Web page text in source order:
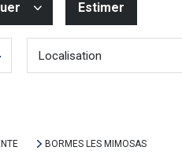
à l'année
Estimer
Localisation
BORMES LES MIMOSAS